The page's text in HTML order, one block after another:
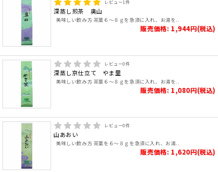
レビュー1件
深蒸し煎茶 奥山
美味しい飲み方 茶葉６～８ｇを急須に入れ、お湯を..
販売価格: 1,944円(税込)
レビュー0件
深蒸し京仕立て やま里
美味しい飲み方 茶葉６～８ｇを急須に入れ、お湯を..
販売価格: 1,080円(税込)
レビュー0件
山あおい
美味しい飲み方 茶葉を６～８ｇを急須に入れ、お湯..
販売価格: 1,620円(税込)